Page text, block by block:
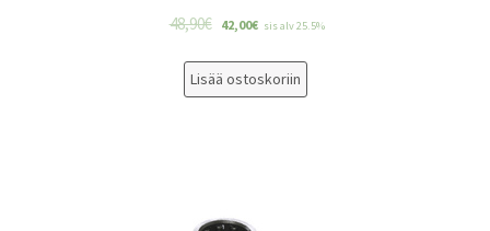
48,90€ 42,00€ sis alv 25.5%
Lisää ostoskoriin